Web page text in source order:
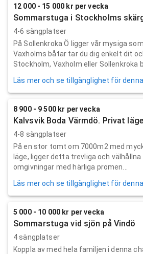
12 000 - 15 000 kr per vecka
Sommarstuga i Stockholms
4-6 sängplatser
På Sollenkroka Ö ligger vår mysiga
Vaxholms båtar tar du dig enkelt dit
Stockholm, Vaxholm eller Sollenkroka
Läs mer och se tillgänglighet för
8 900 - 9 500 kr per vecka
Kalvsvik Boda Värmdö. Privat
4-8 sängplatser
På en stor tomt om 7000m2 med
läge, ligger detta trevliga och
omgivningar med härliga promen...
Läs mer och se tillgänglighet för
5 000 - 10 000 kr per vecka
Sommarstuga vid sjön på Vindö
4 sängplatser
Koppla av med hela familjen i denna